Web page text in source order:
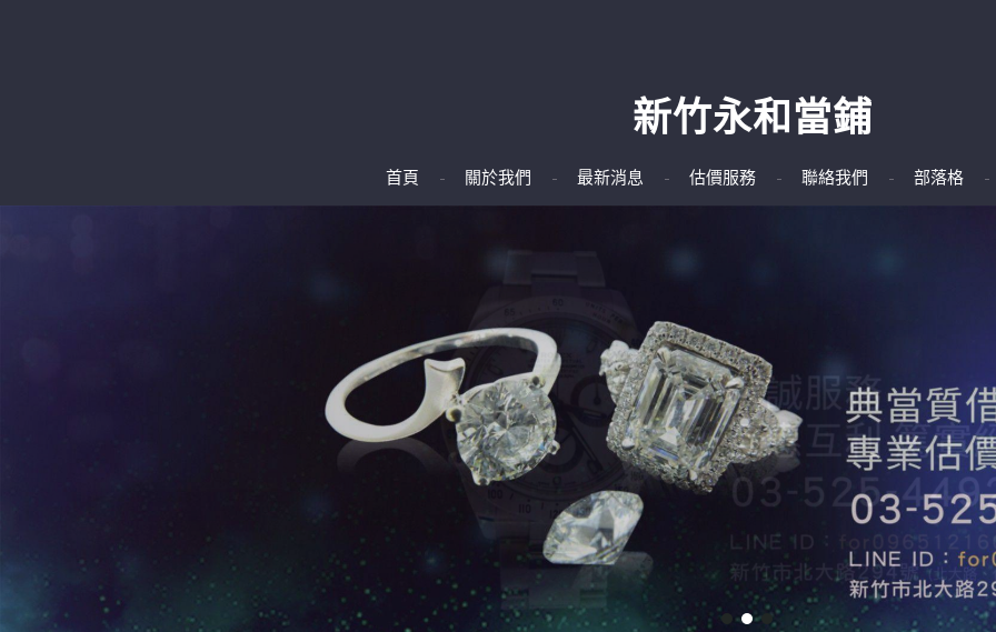
新竹永和當鋪
首頁 關於我們 最新消息 估價服務 聯絡我們 部落格